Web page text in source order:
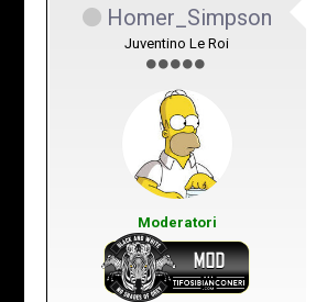
Homer_Simpson
Juventino Le Roi
Moderatori